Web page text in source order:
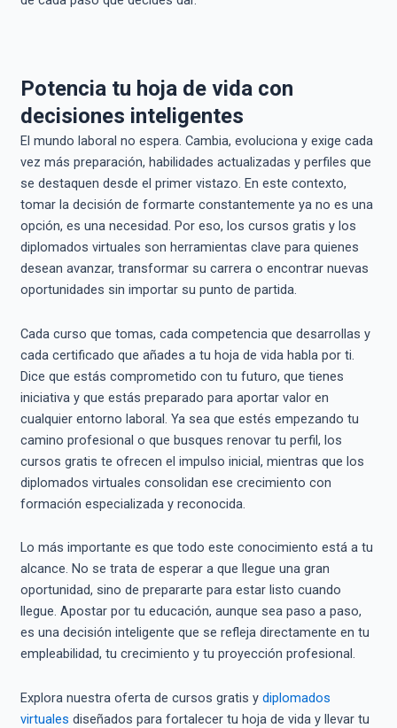
Potencia tu hoja de vida con
decisiones inteligentes
El mundo laboral no espera. Cambia, evoluciona y exige cada
vez más preparación, habilidades actualizadas y perfiles que
se destaquen desde el primer vistazo. En este contexto,
tomar la decisión de formarte constantemente ya no es una
opción, es una necesidad. Por eso, los cursos gratis y los
diplomados virtuales son herramientas clave para quienes
desean avanzar, transformar su carrera o encontrar nuevas
oportunidades sin importar su punto de partida.
Cada curso que tomas, cada competencia que desarrollas y
cada certificado que añades a tu hoja de vida habla por ti.
Dice que estás comprometido con tu futuro, que tienes
iniciativa y que estás preparado para aportar valor en
cualquier entorno laboral. Ya sea que estés empezando tu
camino profesional o que busques renovar tu perfil, los
cursos gratis te ofrecen el impulso inicial, mientras que los
diplomados virtuales consolidan ese crecimiento con
formación especializada y reconocida.
Lo más importante es que todo este conocimiento está a tu
alcance. No se trata de esperar a que llegue una gran
oportunidad, sino de prepararte para estar listo cuando
llegue. Apostar por tu educación, aunque sea paso a paso,
es una decisión inteligente que se refleja directamente en tu
empleabilidad, tu crecimiento y tu proyección profesional.
Explora nuestra oferta de cursos gratis y diplomados
virtuales diseñados para fortalecer tu hoja de vida y llevar tu